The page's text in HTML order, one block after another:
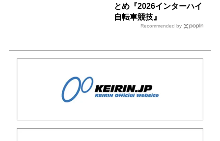
とめ『2026インターハイ
自転車競技』
Recommended by